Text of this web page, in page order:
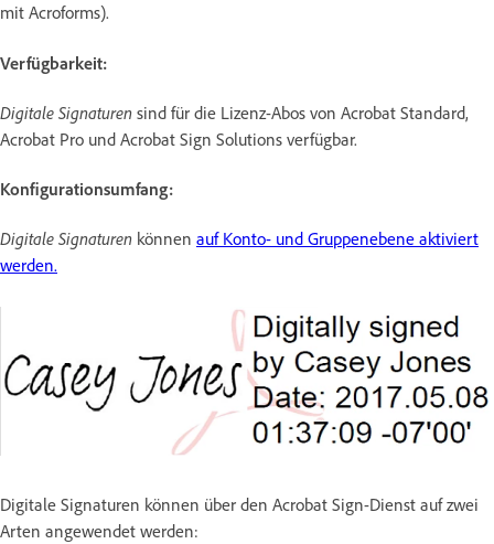
mit Acroforms).
Verfügbarkeit:
Digitale Signaturen sind für die Lizenz-Abos von Acrobat Standard,
Acrobat Pro und Acrobat Sign Solutions verfügbar.
Konfigurationsumfang:
Digitale Signaturen können auf Konto- und Gruppenebene aktiviert
werden.
Digitale Signaturen können über den Acrobat Sign-Dienst auf zwei
Arten angewendet werden: